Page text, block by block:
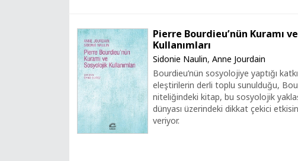
Pierre Bourdieu’nün Kuramı
Kullanımları
Sidonie Naulin, Anne Jourdain
Bourdieu’nün sosyolojiye yaptığı
eleştirilerin derli toplu sunulduğu,
niteliğindeki kitap, bu sosyolojik
dünyası üzerindeki dikkat çekici
veriyor.